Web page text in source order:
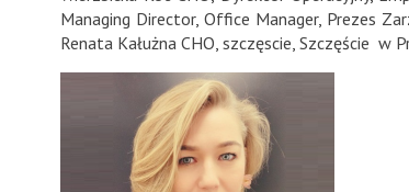
Managing Director,Office Manager, Prezes
Renata Kałużna CHO, szczęscie, Szczęście w